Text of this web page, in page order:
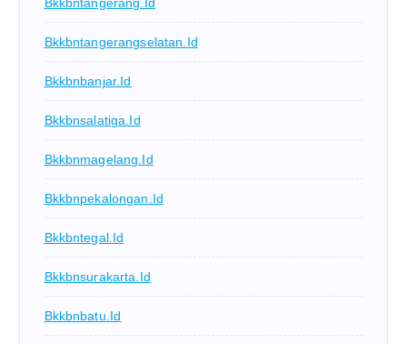
Bkkbntangerangselatan.id
Bkkbnbanjar.id
Bkkbnsalatiga.id
Bkkbnmagelang.id
Bkkbnpekalongan.id
Bkkbntegal.id
Bkkbnsurakarta.id
Bkkbnbatu.id